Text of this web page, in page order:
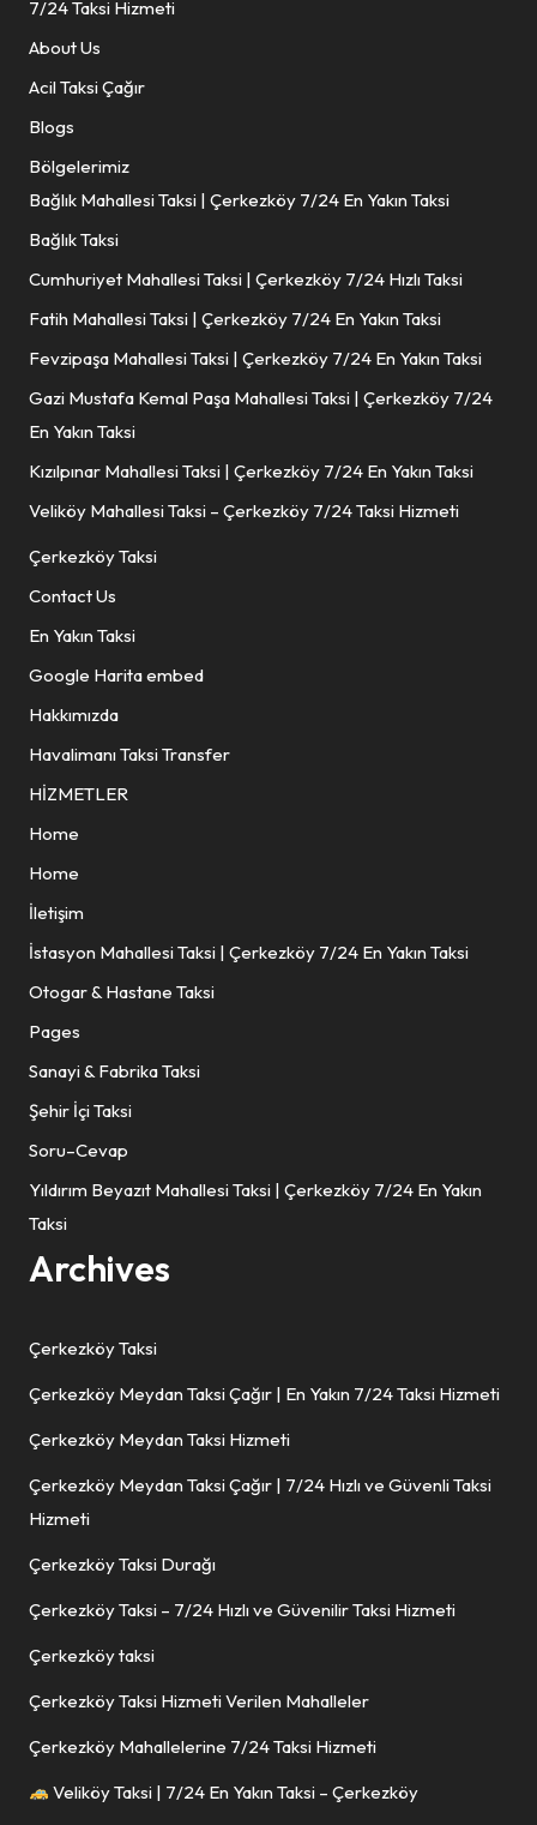
7/24 Taksi Hizmeti
About Us
Acil Taksi Çağır
Blogs
Bölgelerimiz
Bağlık Mahallesi Taksi | Çerkezköy 7/24 En Yakın Taksi
Bağlık Taksi
Cumhuriyet Mahallesi Taksi | Çerkezköy 7/24 Hızlı Taksi
Fatih Mahallesi Taksi | Çerkezköy 7/24 En Yakın Taksi
Fevzipaşa Mahallesi Taksi | Çerkezköy 7/24 En Yakın Taksi
Gazi Mustafa Kemal Paşa Mahallesi Taksi | Çerkezköy 7/24
En Yakın Taksi
Kızılpınar Mahallesi Taksi | Çerkezköy 7/24 En Yakın Taksi
Veliköy Mahallesi Taksi – Çerkezköy 7/24 Taksi Hizmeti
Çerkezköy Taksi
Contact Us
En Yakın Taksi
Google Harita embed
Hakkımızda
Havalimanı Taksi Transfer
HİZMETLER
Home
Home
İletişim
İstasyon Mahallesi Taksi | Çerkezköy 7/24 En Yakın Taksi
Otogar & Hastane Taksi
Pages
Sanayi & Fabrika Taksi
Şehir İçi Taksi
Soru–Cevap
Yıldırım Beyazıt Mahallesi Taksi | Çerkezköy 7/24 En Yakın
Taksi
Archives
Çerkezköy Taksi
Çerkezköy Meydan Taksi Çağır | En Yakın 7/24 Taksi Hizmeti
Çerkezköy Meydan Taksi Hizmeti
Çerkezköy Meydan Taksi Çağır | 7/24 Hızlı ve Güvenli Taksi
Hizmeti
Çerkezköy Taksi Durağı
Çerkezköy Taksi – 7/24 Hızlı ve Güvenilir Taksi Hizmeti
Çerkezköy taksi
Çerkezköy Taksi Hizmeti Verilen Mahalleler
Çerkezköy Mahallelerine 7/24 Taksi Hizmeti
Veliköy Taksi | 7/24 En Yakın Taksi – Çerkezköy